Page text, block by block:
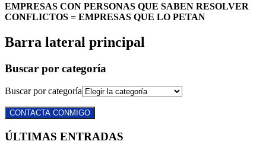
EMPRESAS CON PERSONAS QUE SABEN RESOLVER
CONFLICTOS = EMPRESAS QUE LO PETAN
Barra lateral principal
Buscar por categoría
Buscar por categoría
CONTACTA CONMIGO
ÚLTIMAS ENTRADAS